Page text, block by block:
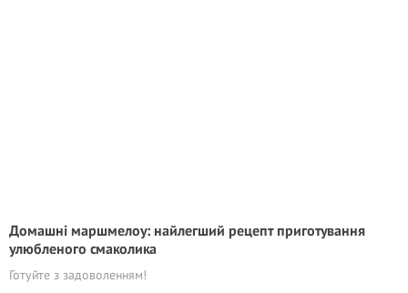
Домашні маршмелоу: найлегший рецепт приготування
улюбленого смаколика
Готуйте з задоволенням!